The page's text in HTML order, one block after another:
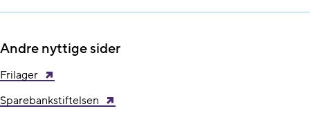
Andre nyttige sider
Frilager
Sparebankstiftelsen